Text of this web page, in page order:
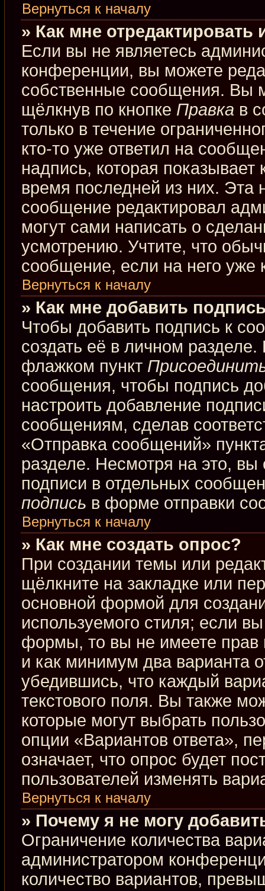
Вернуться к началу
» Как мне
Если вы не являетесь
конференции, вы можете
собственные сообщения. Вы
щёлкнув по кнопке Правка в
только в течение
кто-то уже ответил на
надпись, которая показывает
время последней из них. Эта
сообщение редактировал
могут сами написать о
усмотрению. Учтите, что
сообщение, если на него уже
Вернуться к началу
» Как мне добавить
Чтобы добавить подпись к
создать её в личном
флажком пункт
сообщения, чтобы подпись
настроить добавление
сообщениям, сделав
«Отправка сообщений»
разделе. Несмотря на это,
подписи в отдельных
подпись в форме отправки
Вернуться к началу
» Как мне создать опрос?
При создании темы или
щёлкните на закладке или
основной формой для
используемого стиля; если
формы, то вы не имеете прав
и как минимум два варианта
убедившись, что каждый
текстового поля. Вы также
которые могут выбрать
опции «Вариантов ответа»,
означает, что опрос будет
пользователей изменять
Вернуться к началу
» Почему я не могу
Ограничение количества
администратором
количество вариантов,